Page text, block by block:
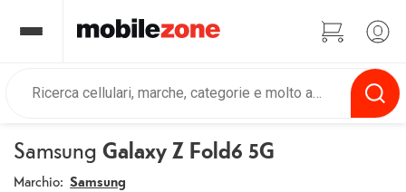
Samsung Galaxy Z Fold6 5G
Marchio: Samsung